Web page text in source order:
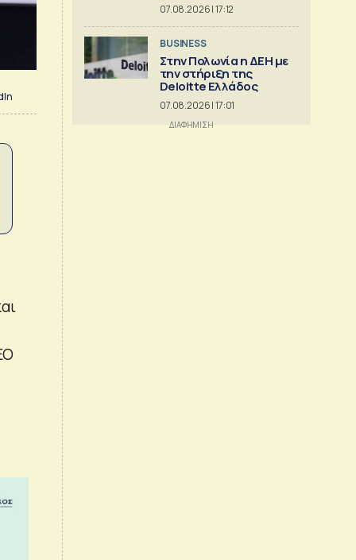
07.08.2026 | 17:12
BUSINESS
Στην Πολωνία η ΔΕΗ με
την στήριξη της
Deloitte Ελλάδος
07.08.2026 | 17:01